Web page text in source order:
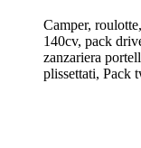
Camper,
140cv, pack
zanzariera
plissettati, Pack